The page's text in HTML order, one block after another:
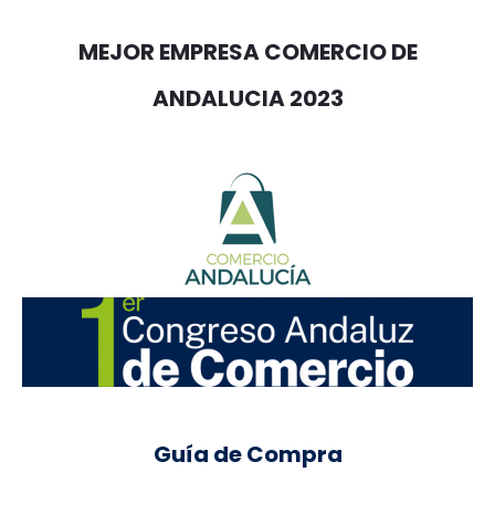
MEJOR EMPRESA COMERCIO DE
ANDALUCIA 2023
Guía de Compra